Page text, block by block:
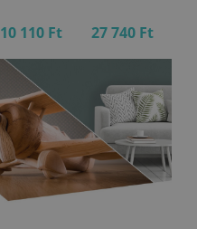
10 110 Ft 27 740 Ft